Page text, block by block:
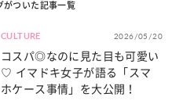
がついた記事一覧
CULTURE 2026/05/20
コスパ◎なのに見た目も可愛い
♡ イマドキ女子が語る「スマ
ホケース事情」を大公開！